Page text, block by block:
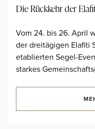
Die Rückkehr der
Vom 24. bis 26. April
der dreitägigen Elafiti
etablierten Segel-
starkes